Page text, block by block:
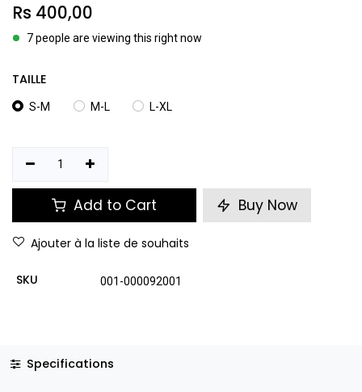
Rs 400,00
7 people are viewing this right now
TAILLE
S-M M-L L-XL
Add to Cart Buy Now
Ajouter à la liste de souhaits
SKU 001-000092001
Specifications